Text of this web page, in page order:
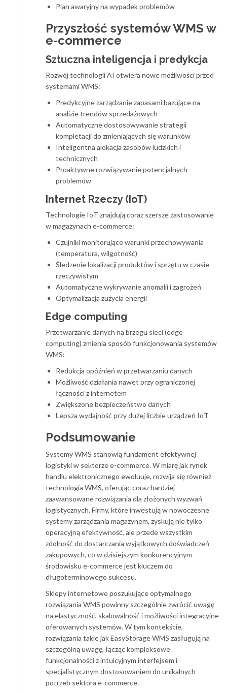
Plan awaryjny na wypadek problemów
Przyszłość systemów WMS w
e-commerce
Sztuczna inteligencja i predykcja
Rozwój technologii AI otwiera nowe możliwości przed
systemami WMS:
Predykcyjne zarządzanie zapasami bazujące na
analizie trendów sprzedażowych
Automatyczne dostosowywanie strategii
kompletacji do zmieniających się warunków
Inteligentna alokacja zasobów ludzkich i
technicznych
Proaktywne rozwiązywanie potencjalnych
problemów
Internet Rzeczy (IoT)
Technologie IoT znajdują coraz szersze zastosowanie
w magazynach e-commerce:
Czujniki monitorujące warunki przechowywania
(temperatura, wilgotność)
Śledzenie lokalizacji produktów i sprzętu w czasie
rzeczywistym
Automatyczne wykrywanie anomalii i zagrożeń
Optymalizacja zużycia energii
Edge computing
Przetwarzanie danych na brzegu sieci (edge
computing) zmienia sposób funkcjonowania systemów
WMS:
Redukcja opóźnień w przetwarzaniu danych
Możliwość działania nawet przy ograniczonej
łączności z internetem
Zwiększone bezpieczeństwo danych
Lepsza wydajność przy dużej liczbie urządzeń IoT
Podsumowanie
Systemy WMS stanowią fundament efektywnej
logistyki w sektorze e-commerce. W miarę jak rynek
handlu elektronicznego ewoluuje, rozwija się również
technologia WMS, oferując coraz bardziej
zaawansowane rozwiązania dla złożonych wyzwań
logistycznych. Firmy, które inwestują w nowoczesne
systemy zarządzania magazynem, zyskują nie tylko
operacyjną efektywność, ale przede wszystkim
zdolność do dostarczania wyjątkowych doświadczeń
zakupowych, co w dzisiejszym konkurencyjnym
środowisku e-commerce jest kluczem do
długoterminowego sukcesu.
Sklepy internetowe poszukujące optymalnego
rozwiązania WMS powinny szczególnie zwrócić uwagę
na elastyczność, skalowalność i możliwości integracyjne
oferowanych systemów. W tym kontekście,
rozwiązania takie jak EasyStorage WMS zasługują na
szczególną uwagę, łącząc kompleksowe
funkcjonalności z intuicyjnym interfejsem i
specjalistycznym dostosowaniem do unikalnych
potrzeb sektora e-commerce.